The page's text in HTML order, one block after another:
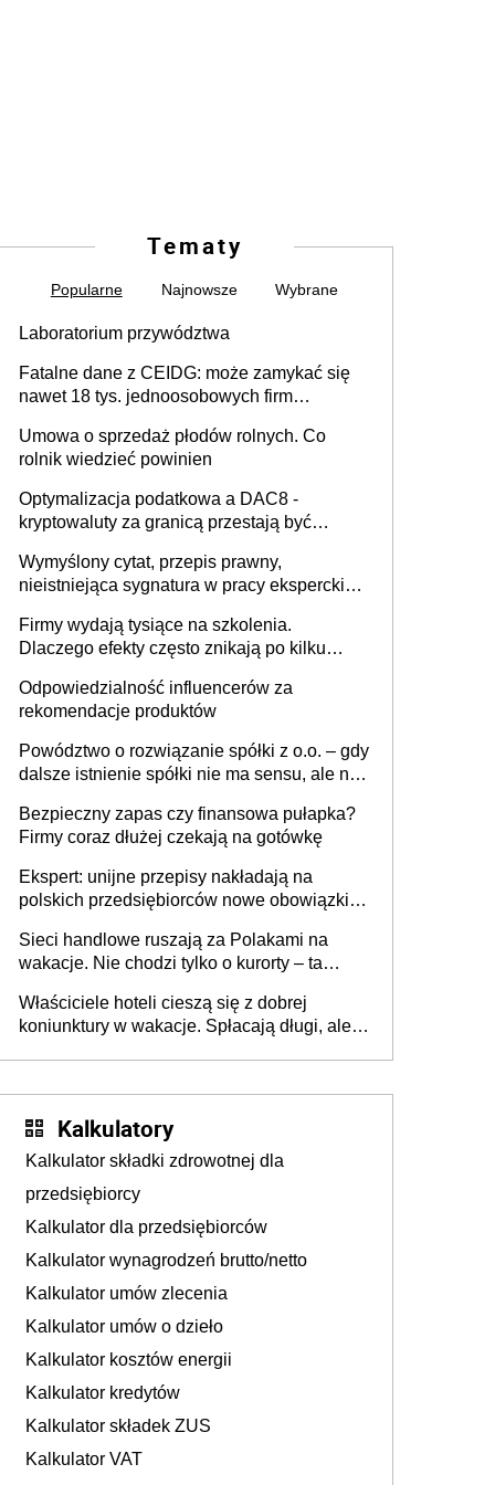
Tematy
Popularne Najnowsze Wybrane
Laboratorium przywództwa
Fatalne dane z CEIDG: może zamykać się
nawet 18 tys. jednoosobowych firm
Umowa o sprzedaż płodów rolnych. Co
rolnik wiedzieć powinien
Optymalizacja podatkowa a DAC8 -
kryptowaluty za granicą przestają być
Wymyślony cytat, przepis prawny,
nieistniejąca sygnatura w pracy eksperckiej -
firmie
Firmy wydają tysiące na szkolenia.
Dlaczego efekty często znikają po kilku
Odpowiedzialność influencerów za
rekomendacje produktów
Powództwo o rozwiązanie spółki z o.o. – gdy
dalsze istnienie spółki nie ma sensu, ale nie
Bezpieczny zapas czy finansowa pułapka?
Firmy coraz dłużej czekają na gotówkę
Ekspert: unijne przepisy nakładają na
polskich przedsiębiorców nowe obowiązki w
Sieci handlowe ruszają za Polakami na
wakacje. Nie chodzi tylko o kurorty – ta
tam, gdzie wielu spędzi urlop po cichu
Właściciele hoteli cieszą się z dobrej
koniunktury w wakacje. Spłacają długi, ale
Kalkulatory
Kalkulator składki zdrowotnej dla
przedsiębiorcy
Kalkulator dla przedsiębiorców
Kalkulator wynagrodzeń brutto/netto
Kalkulator umów zlecenia
Kalkulator umów o dzieło
Kalkulator kosztów energii
Kalkulator kredytów
Kalkulator składek ZUS
Kalkulator VAT